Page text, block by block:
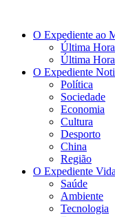
O Expediente ao
Última
Última
O Expediente
Política
Sociedade
Economia
Cultura
Desporto
China
Região
O Expediente Vida
Saúde
Ambiente
Tecnologia